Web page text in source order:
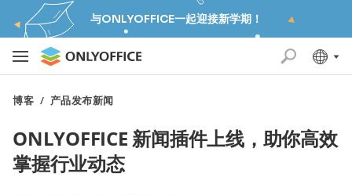
与ONLYOFFICE一起迎接新学期！
博客 / 产品发布新闻
ONLYOFFICE 新闻插件上线，助你高效
掌握行业动态